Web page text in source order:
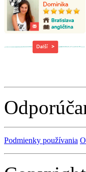
Podmienky používania